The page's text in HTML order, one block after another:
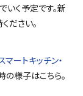
く予定です。新
ださい。
マートキッチン・
の様子はこちら。